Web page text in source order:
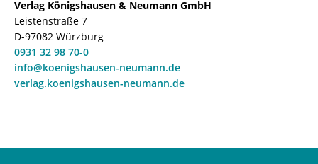
Verlag Königshausen & Neumann GmbH
Leistenstraße 7
D-97082 Würzburg
0931 32 98 70-0
info@koenigshausen-neumann.de
verlag.koenigshausen-neumann.de